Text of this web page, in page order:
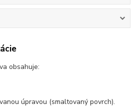
obsahuje:
úpravou (smaltovaný povrch).